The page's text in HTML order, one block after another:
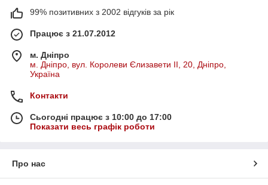
99% позитивних з 2002 відгуків за рік
Працює з 21.07.2012
м. Дніпро
м. Дніпро, вул. Королеви Єлизавети ІІ, 20, Дніпро,
Україна
Контакти
Сьогодні працює з 10:00 до 17:00
Показати весь графік роботи
Про нас